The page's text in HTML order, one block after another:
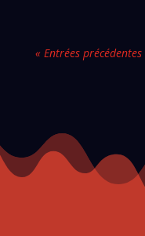
« Entrées précédentes